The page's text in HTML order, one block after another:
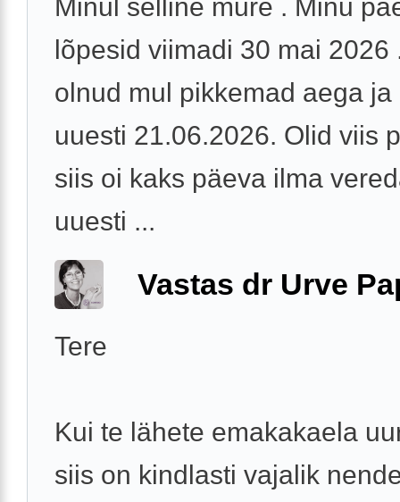
Minul selline mure . Minu
lõpesid viimadi 30 mai 2026
olnud mul pikkemad aega ja
uuesti 21.06.2026. Olid viis
siis oi kaks päeva ilma
uuesti ...
Vastas dr Urve
Tere
Kui te lähete emakakaela
siis on kindlasti vajalik